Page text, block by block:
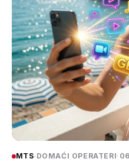
MTS· DOMAĆI OPERATERI·